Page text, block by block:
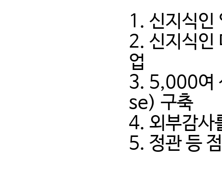
1. 신지식인
2. 신지식인
업
3. 5,000여
se) 구축
4. 외부감사
5. 정관 등